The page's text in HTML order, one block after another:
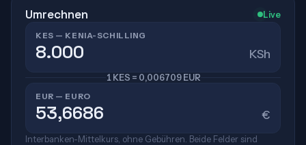
Umrechnen Live
KES — KENIA-SCHILLING
KSh
1 KES = 0,006709 EUR
EUR — EURO
€
Interbanken-Mittelkurs, ohne Gebühren. Beide Felder sind